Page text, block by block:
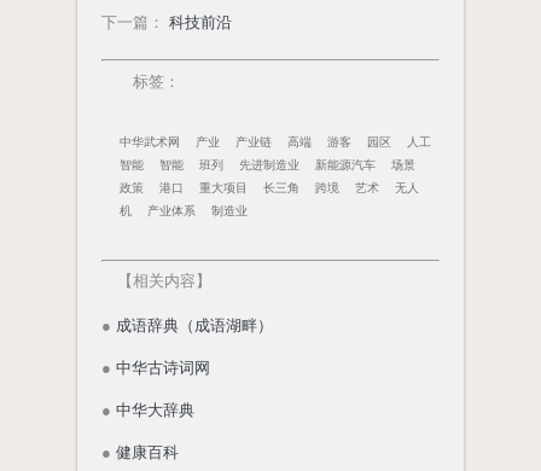
下一篇 ： 科技前沿
标签：
中华武术网 产业 产业链 高端 游客 园区
人工
智能
智能 班列 先进制造业 新能源汽车
场景
政策
港口 重大项目 长三角 跨境 艺术
无人
机
产业体系 制造业
【相关内容 】
● 成语辞典（成语湖畔）
● 中华古诗词网
● 中华大辞典
● 健康百科